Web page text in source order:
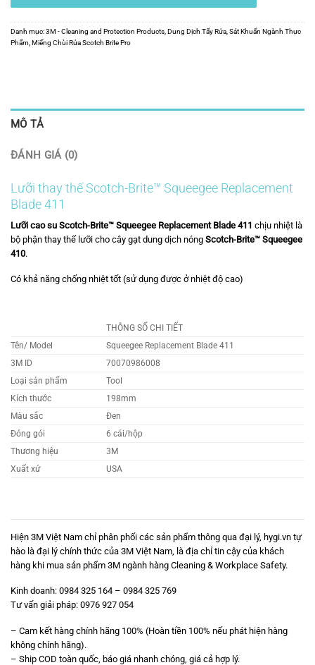
Danh mục:3M - Cleaning and Protection Products Dung Dịch Tẩy Rửa, Sát Khuẩn Ngành Thực
Phẩm Miếng Chùi Rửa Scotch Brite Pro
MÔ TẢ
ĐÁNH GIÁ (0)
Lưỡi thay thế Scotch-Brite™ Squeegee Replacement
Blade 411
Lưỡi cao su Scotch-Brite™ Squeegee Replacement Blade 411 chịu nhiệt là
bộ phận thay thế lưỡi cho cây gạt dung dịch nóng Scotch-Brite™ Squeegee
410.
Có khả năng chống nhiệt tốt (sử dụng được ở nhiệt độ cao)
THÔNG SỐ CHI TIẾT
Tên/ Model
Squeegee Replacement Blade 411
3M ID
70070986008
Loại sản phẩm
Tool
Kích thước
198mm
Màu sắc
Đen
Đóng gói
6 cái/hộp
Thương hiệu
3M
Xuất xứ
USA
Hiện 3M Việt Nam chỉ phân phối các sản phẩm thông qua đại lý, hygi.vn tự
hào là đại lý chính thức của 3M Việt Nam, là địa chỉ tin cậy của khách
hàng khi mua sản phẩm 3M ngành hàng Cleaning & Workplace Safety.
Kinh doanh: 0984 325 164 – 0984 325 769
Tư vấn giải pháp: 0976 927 054
– Cam kết hàng chính hãng 100% (Hoàn tiền 100% nếu phát hiện hàng
không chính hãng).
– Ship COD toàn quốc, báo giá nhanh chóng, giá cả hợp lý.